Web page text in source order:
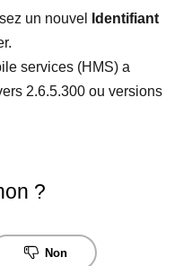
un nouvel
Identifiant
services (HMS) a
2.6.5.300 ou versions
?
Non